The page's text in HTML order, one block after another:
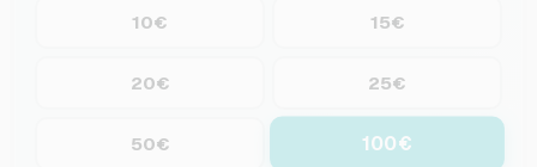
10€ 15€
20€ 25€
50€ 100€